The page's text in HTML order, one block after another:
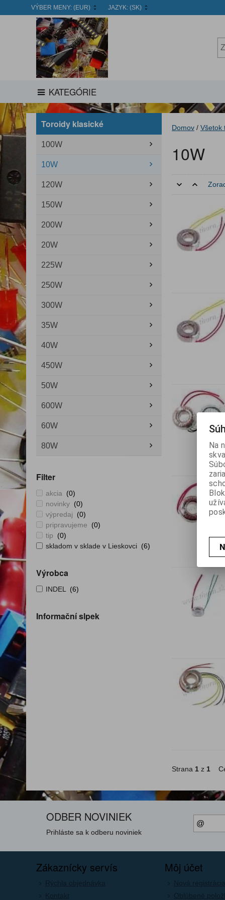
VÝBER MENY: (EUR) JAZYK: (SK)
KATEGÓRIE
Toroidy klasické
100W
10W
120W
150W
200W
20W
225W
250W
300W
35W
40W
450W
50W
600W
60W
80W
Filter
akcia
(0)
novinky (0)
výpredaj
(0)
pripravujeme
(0)
tip
(0)
skladom v sklade v Lieskovci (6)
Výrobca
INDEL (6)
Informační slpek
Domov / Všetok
10W
Strana 1 z 1
ODBER NOVINIEK
Prihláste sa k odberu noviniek
Zákaznícky servís
Rýchla objednávka
Kontakt
Môj účet
Nová registrácia
Oblúbené
Na